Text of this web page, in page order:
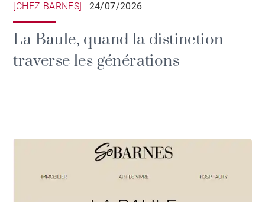
[CHEZ BARNES] 24/07/2026
La Baule, quand la distinction
traverse les générations